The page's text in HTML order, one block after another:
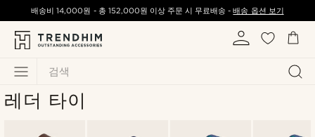
검색
배송비14,000원 - 총 152,000원 이상 주문 시 무료배송 -배송 옵션 보기
레더 타이